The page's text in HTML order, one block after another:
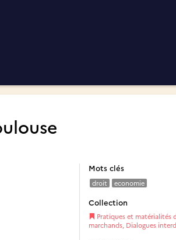
Mots clés
droit economie
Collection
Pratiques et matérialités
marchands, Dialogues